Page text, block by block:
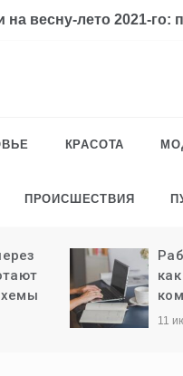
весну-лето 2021-го:
КРАСОТА
ПРОИСШЕСТВИЯ
11